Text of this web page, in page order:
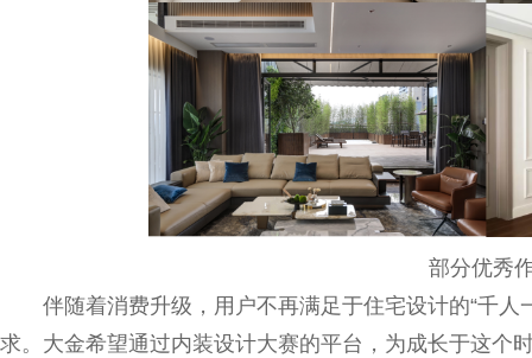
部分优秀
伴随着消费升级，用户不再满足于住宅设计的“千
求。大金希望通过内装设计大赛的平台，为成长于这个